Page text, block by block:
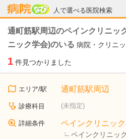
人で選べる医院検索
病院なび
通町筋駅周辺のペインクリニッ
ニック学会)のいる 病院・クリニ
1 件見つかりました
エリア/駅 通町筋駅周辺
診療科目 (未指定)
詳細条件 ペインクリニッ
ペインクリニッ